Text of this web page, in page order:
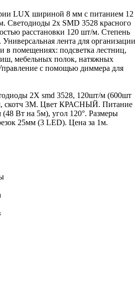
LUX шириной 8 мм с питанием 12
Светодиоды 2x SMD 3528 красного
расстановки 120 шт/м. Степень
лента для организации
в помещениях: подсветка лестниц,
мебельных полок, натяжных
с помощью диммера для
2Х smd 3528, 120шт/м (600шт
скотч 3М. Цвет КРАСНЫЙ. Питание
Вт на 5м), угол 120°. Размеры
25мм (3 LED). Цена за 1м.